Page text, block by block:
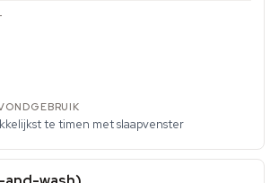
te timen met slaapvenster